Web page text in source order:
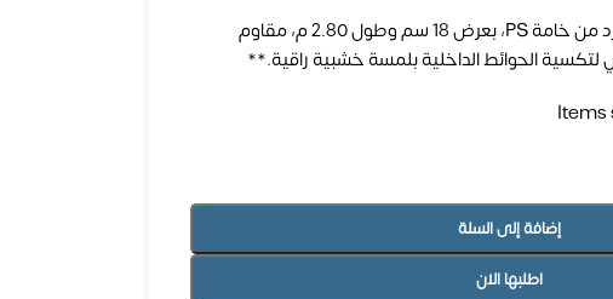
لوح بديل خشب كوري مستورد من خامة PS، بعرض 18 سم وطول 2.80 م، مقاوم
لتكسية الحوائط الداخلية بلمسة خشبية راقية.**
Items
إضافة إلى السلة
اطلبها الان